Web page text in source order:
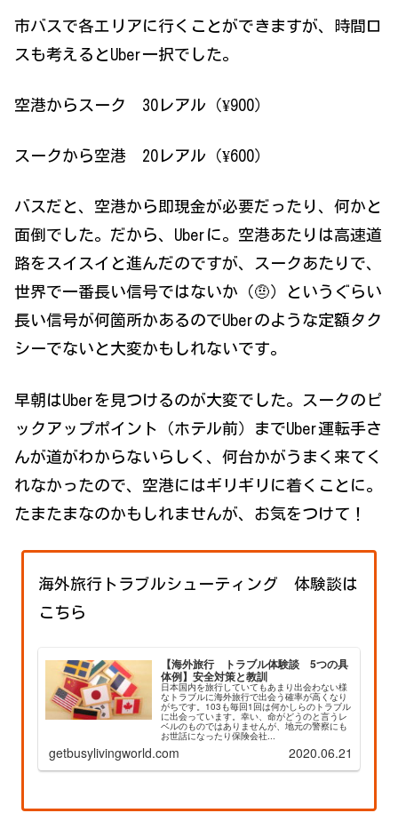
市バスで各エリアに行くことができますが、時間ロ
スも考えるとUber一択でした。
空港からスーク 30レアル（¥900）
スークから空港 20レアル（¥600）
バスだと、空港から即現金が必要だったり、何かと
面倒でした。だから、Uberに。空港あたりは高速道
路をスイスイと進んだのですが、スークあたりで、
世界で一番長い信号ではないか（🤨）というぐらい
長い信号が何箇所かあるのでUberのような定額タク
シーでないと大変かもしれないです。
早朝はUberを見つけるのが大変でした。スークのピ
ックアップポイント（ホテル前）までUber運転手さ
んが道がわからないらしく、何台かがうまく来てく
れなかったので、空港にはギリギリに着くことに。
たまたまなのかもしれませんが、お気をつけて！
海外旅行トラブルシューティング 体験談は
こちら
【海外旅行 トラブル体験談 5つの具
体例】安全対策と教訓
日本国内を旅行していてもあまり出会わない様
なトラブルに海外旅行で出会う確率が高くなり
がちです。103も毎回1回は何かしらのトラブル
に出会っています。幸い、命がどうのと言うレ
ベルのものではありませんが、地元の警察にも
お世話になったり保険会社...
getbusylivingworld.com 2020.06.21